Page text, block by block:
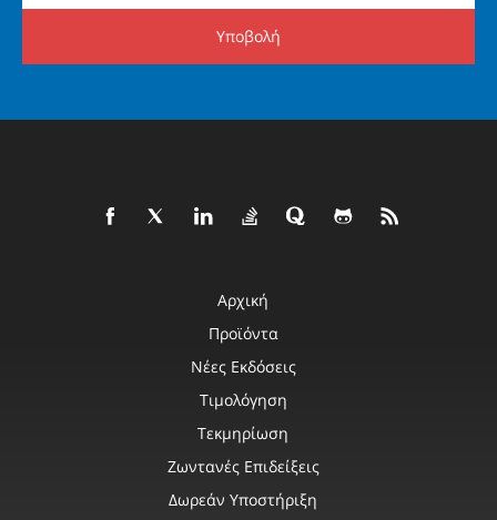
Υποβολή
Αρχική
Προϊόντα
Νέες Εκδόσεις
Τιμολόγηση
Τεκμηρίωση
Ζωντανές Επιδείξεις
Δωρεάν Υποστήριξη